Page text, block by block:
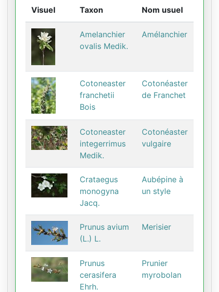
Visuel Taxon Nom usuel
Amelanchier
ovalis Medik.
Amélanchier
Cotoneaster
franchetii
Bois
Cotonéaster
de Franchet
Cotoneaster
integerrimus
Medik.
Cotonéaster
vulgaire
Crataegus
monogyna
Jacq.
Aubépine à
un style
Prunus avium
(L.) L.
Merisier
Prunus
cerasifera
Ehrh.
Prunier
myrobolan